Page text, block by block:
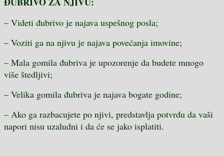
– Videti đubrivo je najava uspešnog posla;
– Voziti ga na njivu je najava povećanja imovine;
– Mala gomila đubriva je upozorenje da budete mnogo
više štedljivi;
– Velika gomila đubriva je najava bogate godine;
– Ako ga razbacujete po njivi, predstavlja potvrdu da vaši
napori nisu uzaludni i da će se jako isplatiti.